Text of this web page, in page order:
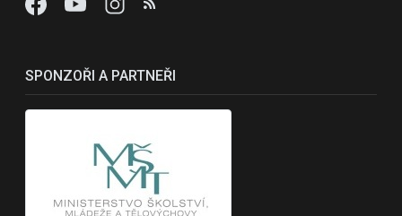
SPONZOŘI A PARTNEŘI